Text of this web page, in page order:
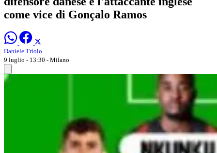
come vice di Gonçalo Ramos
Daniele Triolo
9 luglio - 13:30 - Milano